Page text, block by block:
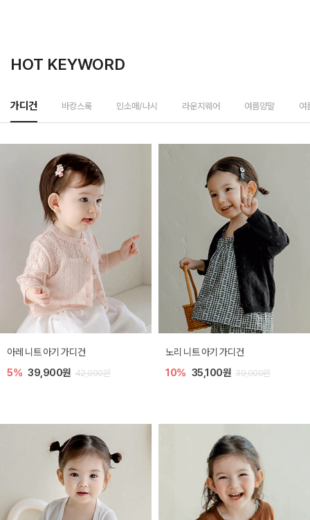
HOT KEYWORD
가디건 바캉스룩 민소매/나시 라운지웨어 여름양말 여
[SIZE ~6Y] 로메이 라운지 셋업
10% 23,400원 26,000원
밀라 아기 원피스
20% 27,200원 34,000원